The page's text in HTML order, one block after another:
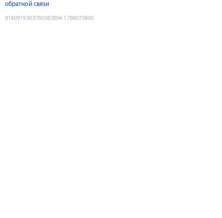
обратной связи
9180919303760382894:1786073800